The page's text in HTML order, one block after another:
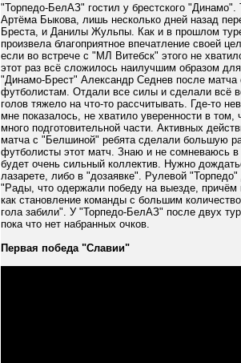
"Торпедо-БелАЗ" гостил у брестского
Артёма Быкова, лишь несколько дней назад
Бреста, и Данилы Жульпы. Как и в прошлом
произвела благоприятное впечатление своей
если во встрече с "МЛ Витебск" этого не
этот раз всё сложилось наилучшим образом
"Динамо-Брест" Александр Седнев после матча
футболистам. Отдали все силы и сделали всё
голов тяжело на что-то рассчитывать. Где-то
мне показалось, не хватило уверенности в
много подготовительной части. Активных
матча с "Белшиной" ребята сделали большую
футболисты этот матч. Знаю и не сомневаюсь
будет очень сильный коллектив. Нужно
лазарете, либо в "дозаявке". Рулевой
"Рады, что одержали победу на выезде,
как становление команды с большим
гола забили". У "Торпедо-БелАЗ" после двух
пока что нет набранных очков.
Первая победа "Славии"